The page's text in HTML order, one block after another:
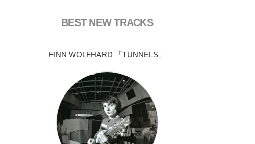
BEST NEW TRACKS
FINN WOLFHARD 「TUNNELS」